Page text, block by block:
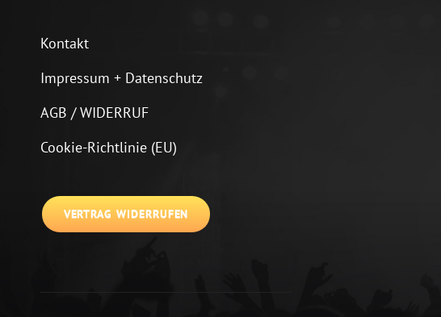
Kontakt
Impressum + Datenschutz
AGB / WIDERRUF
Cookie-Richtlinie (EU)
VERTRAG WIDERRUFEN